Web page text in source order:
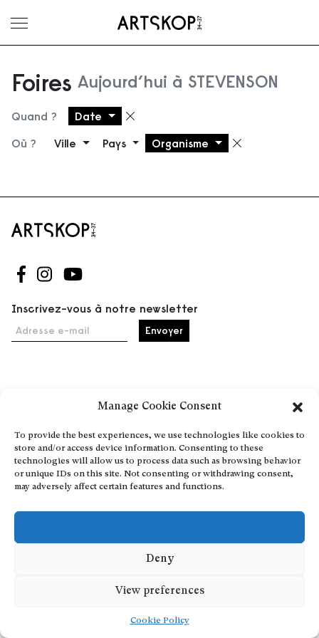
Manage Cookie Consent
To provide the best experiences, we use technologies like cookies to
store and/or access device information. Consenting to these
technologies will allow us to process data such as browsing behavior
or unique IDs on this site. Not consenting or withdrawing consent,
may adversely affect certain features and functions.
Deny
View preferences
Cookie Policy
Ouvrir le menu
Foires Aujourd’hui à STEVENSON
Quand ? Date Supprimer le filtre
Où ? Ville Pays Organisme
Suivez-nous sur Facebook
Suivez-nous sur Instagram
Suivez-nous sur Youtube
Inscrivez-vous à notre newsletter
Adresse e-mail
À propos
Partenaires
Contact
Conditions générales
Confidentialité et cookies